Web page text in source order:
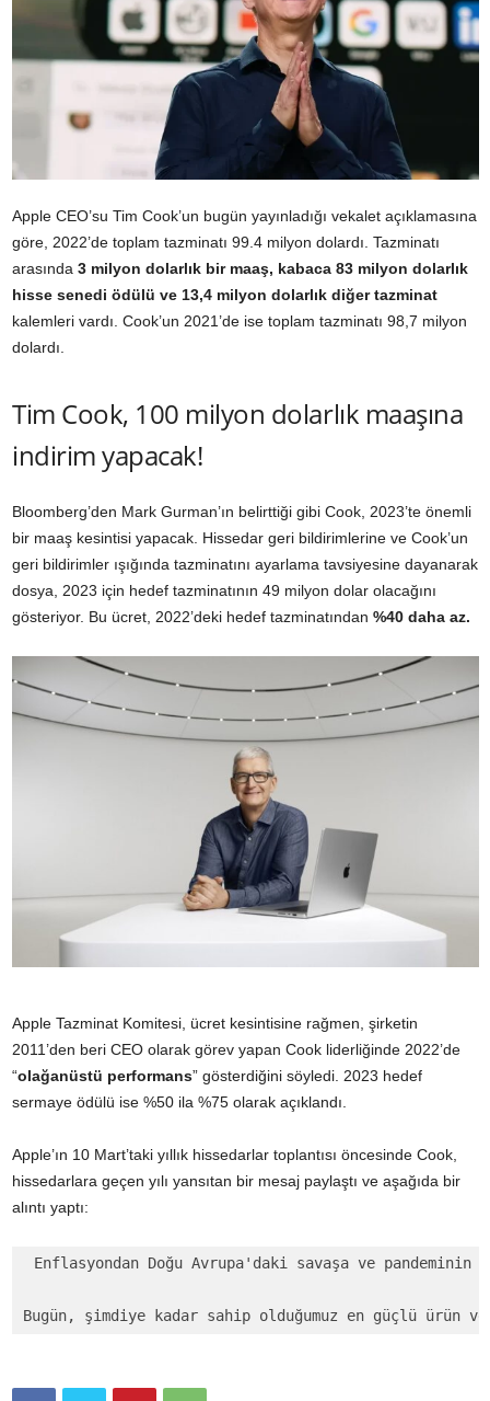
Apple CEO’su Tim Cook’un bugün yayınladığı vekalet açıklamasına
göre , 2022’de toplam tazminatı 99.4 milyon dolardı. Tazminatı
arasında 3 milyon dolarlık bir maaş, kabaca 83 milyon dolarlık
hisse senedi ödülü ve 13,4 milyon dolarlık diğer tazminat
kalemleri vardı. Cook’un 2021’de ise toplam tazminatı 98,7 milyon
dolardı.
Tim Cook, 100 milyon dolarlık maaşına
indirim yapacak!
Bloomberg’den Mark Gurman’ın belirttiği gibi Cook, 2023’te önemli
bir maaş kesintisi yapacak. Hissedar geri bildirimlerine ve Cook’un
geri bildirimler ışığında tazminatını ayarlama tavsiyesine dayanarak
dosya, 2023 için hedef tazminatının 49 milyon dolar olacağını
gösteriyor. Bu ücret, 2022’deki hedef tazminatından %40 daha az.
Apple Tazminat Komitesi, ücret kesintisine rağmen, şirketin
2011’den beri CEO olarak görev yapan Cook liderliğinde 2022’de
“olağanüstü performans” gösterdiğini söyledi. 2023 hedef
sermaye ödülü ise %50 ila %75 olarak açıklandı.
Apple’ın 10 Mart’taki yıllık hissedarlar toplantısı öncesinde Cook,
hissedarlara geçen yılı yansıtan bir mesaj paylaştı ve aşağıda bir
alıntı yaptı:
Enflasyondan Doğu Avrupa'daki savaşa ve
Bugün, şimdiye kadar sahip olduğumuz en güçlü ürün